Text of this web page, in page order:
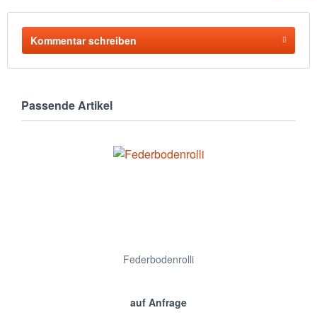
Kommentar schreiben
Passende Artikel
Federbodenrolli
auf Anfrage